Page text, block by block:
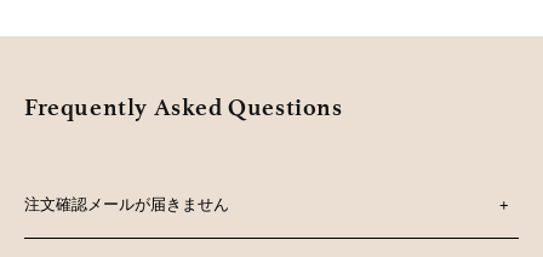
Frequently Asked Questions
注文確認メールが届きません +